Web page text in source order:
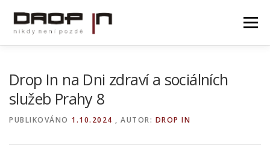
obsah
obsah
Menu
Drop In na Dni zdraví a sociálních
služeb Prahy 8
PUBLIKOVÁNO 1.10.2024 , AUTOR: DROP IN